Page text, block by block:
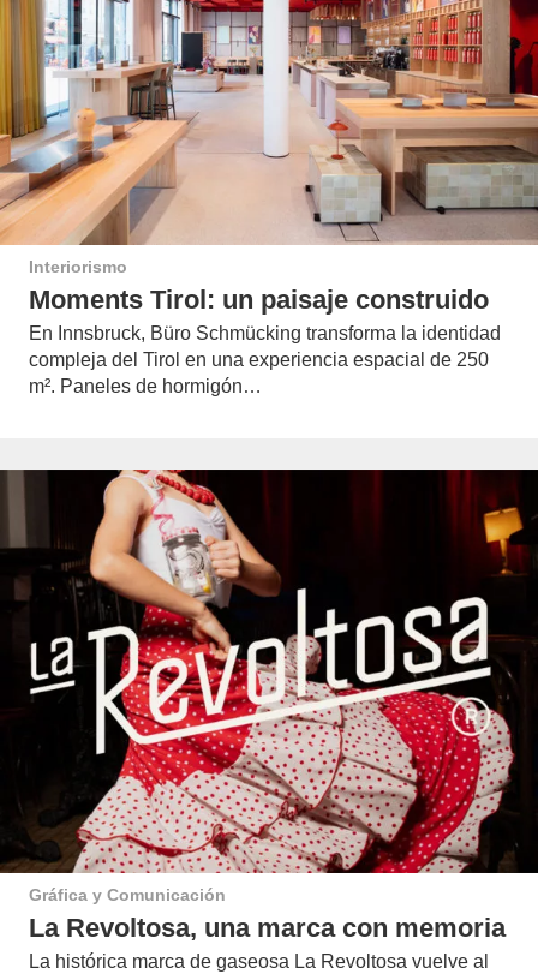
Interiorismo
Moments Tirol: un paisaje construido
En Innsbruck, Büro Schmücking transforma la identidad
compleja del Tirol en una experiencia espacial de 250
m². Paneles de hormigón…
Gráfica y Comunicación
La Revoltosa, una marca con memoria
La histórica marca de gaseosa La Revoltosa vuelve al